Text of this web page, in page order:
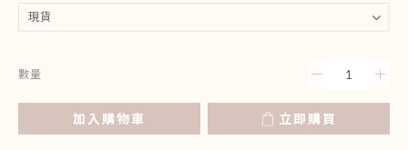
數量
加入購物車 立即購買